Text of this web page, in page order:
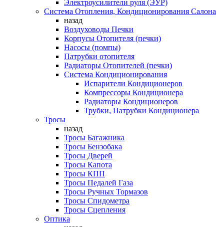
Электроусилители руля (ЭУР)
Система Отопления, Кондиционирования Салона
назад
Воздуховоды Печки
Корпусы Отопителя (печки)
Насосы (помпы)
Патрубки отопителя
Радиаторы Отопителей (печки)
Система Кондиционирования
Испарители Кондиционеров
Компрессоры Кондиционера
Радиаторы Кондиционеров
Трубки, Патрубки Кондиционера
Тросы
назад
Тросы Багажника
Тросы Бензобака
Тросы Дверей
Тросы Капота
Тросы КПП
Тросы Педалей Газа
Тросы Ручных Тормазов
Тросы Спидометра
Тросы Сцепления
Оптика